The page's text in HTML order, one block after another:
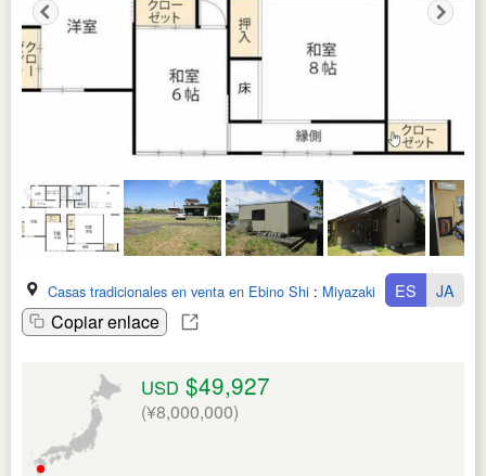
Casas tradicionales en venta en Ebino Shi : Miyazaki Ken
Copiar enlace
ES JA
USD $49,927
(¥8,000,000)